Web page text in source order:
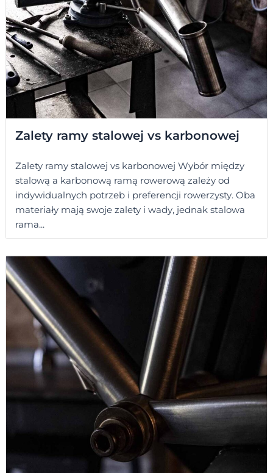
Zalety ramy stalowej vs karbonowej
Zalety ramy stalowej vs karbonowej Wybór między
stalową a karbonową ramą rowerową zależy od
indywidualnych potrzeb i preferencji rowerzysty. Oba
materiały mają swoje zalety i wady, jednak stalowa
rama...